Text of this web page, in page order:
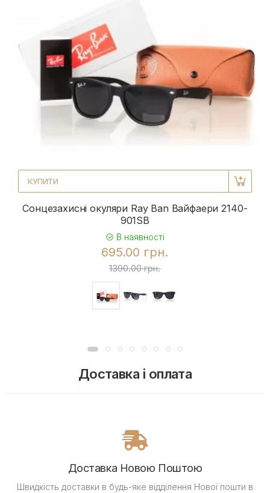
КУПИТИ
Сонцезахисні окуляри Ray Ban Вайфаери 2140-
901SB
В наявності
695.00 грн.
1390.00 грн.
Доставка і оплата
Доставка Новою Поштою
Швидкість доставки в будь-яке відділення Нової пошти в